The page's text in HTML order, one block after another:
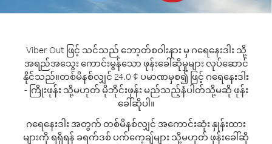
Viber Out ဖြင့် သင်သည် ဘော့တ်စဝါးနား မှ ဂရေနေးဒါး သို့
အရည်အသွေး ကောင်းမွန်သော ဖုန်းခေါ်ဆိုမှုများ လုပ်ဆောင်
နိုင်သည်။တစ်မိနစ်လျှင် 24.0 ¢ ပမာဏမှစ၍ ဖြင့် ဂရေနေးဒါး
- ကြိုးဖုန်း သို့မဟုတ် မိုဘိုင်းဖုန်း မည်သည့်နံပါတ်သို့မဆို ဖုန်း
ခေါ်ဆိုပါ။
ဂရေနေးဒါး အတွက် တစ်မိနစ်လျှင် အကောင်းဆုံး နှုန်းထား
များကို ရရှိရန် ခရက်ဒစ် ပက်ကေ့ချ်များ သို့မဟုတ် ဖုန်းခေါ်ဆို